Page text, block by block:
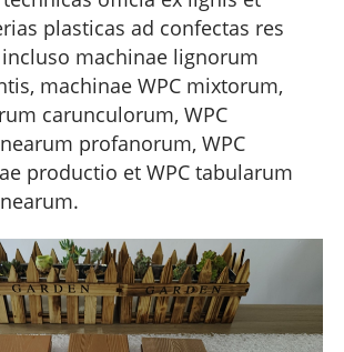
plasticas ad confectas res
machinae lignorum
machinae WPC mixtorum,
carunculorum, WPC
profanorum, WPC
productio et WPC tabularum